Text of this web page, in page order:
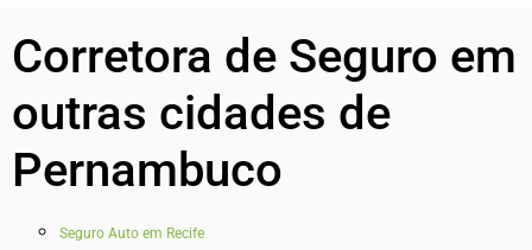
Corretora de Seguro em
outras cidades de
Pernambuco
Seguro Auto em Recife